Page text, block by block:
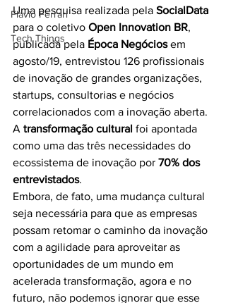
Flavio Ferrari
Tech Things
Uma pesquisa realizada pela SocialData
para o coletivo Open Innovation BR,
publicada pela Época Negócios em
agosto/19, entrevistou 126 profissionais
de inovação de grandes organizações,
startups, consultorias e negócios
correlacionados com a inovação aberta.
A transformação cultural foi apontada
como uma das três necessidades do
ecossistema de inovação por 70% dos
entrevistados.
Embora, de fato, uma mudança cultural
seja necessária para que as empresas
possam retomar o caminho da inovação
com a agilidade para aproveitar as
oportunidades de um mundo em
acelerada transformação, agora e no
futuro, não podemos ignorar que esse